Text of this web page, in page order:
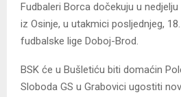
Fudbaleri Borca dočekuju u
iz Osinje, u utakmici posljednjeg,
fudbalske lige Doboj-Brod.
BSK će u Bušletiću biti domaćin
Sloboda GS u Grabovici ugostiti